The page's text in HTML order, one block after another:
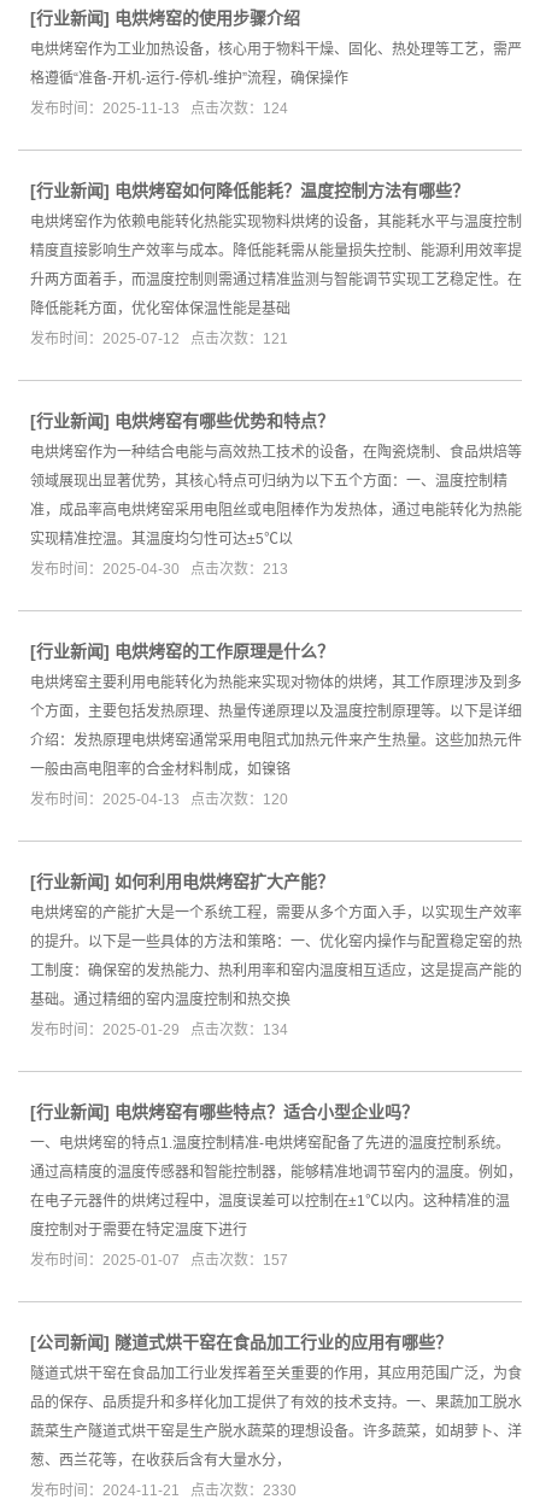
[行业新闻] 电烘烤窑的使用步骤介绍
电烘烤窑作为工业加热设备，核心用于物料干燥、固化、热处理等工艺，需严
格遵循“准备-开机-运行-停机-维护”流程，确保操作
发布时间：2025-11-13 点击次数：124
[行业新闻] 电烘烤窑如何降低能耗？温度控制方法有哪些？
电烘烤窑作为依赖电能转化热能实现物料烘烤的设备，其能耗水平与温度控制
精度直接影响生产效率与成本。降低能耗需从能量损失控制、能源利用效率提
升两方面着手，而温度控制则需通过精准监测与智能调节实现工艺稳定性。在
降低能耗方面，优化窑体保温性能是基础
发布时间：2025-07-12 点击次数：121
[行业新闻] 电烘烤窑有哪些优势和特点？
电烘烤窑作为一种结合电能与高效热工技术的设备，在陶瓷烧制、食品烘焙等
领域展现出显著优势，其核心特点可归纳为以下五个方面：一、温度控制精
准，成品率高电烘烤窑采用电阻丝或电阻棒作为发热体，通过电能转化为热能
实现精准控温。其温度均匀性可达±5℃以
发布时间：2025-04-30 点击次数：213
[行业新闻] 电烘烤窑的工作原理是什么？
电烘烤窑主要利用电能转化为热能来实现对物体的烘烤，其工作原理涉及到多
个方面，主要包括发热原理、热量传递原理以及温度控制原理等。以下是详细
介绍：发热原理电烘烤窑通常采用电阻式加热元件来产生热量。这些加热元件
一般由高电阻率的合金材料制成，如镍铬
发布时间：2025-04-13 点击次数：120
[行业新闻] 如何利用电烘烤窑扩大产能？
电烘烤窑的产能扩大是一个系统工程，需要从多个方面入手，以实现生产效率
的提升。以下是一些具体的方法和策略：一、优化窑内操作与配置稳定窑的热
工制度：确保窑的发热能力、热利用率和窑内温度相互适应，这是提高产能的
基础。通过精细的窑内温度控制和热交换
发布时间：2025-01-29 点击次数：134
[行业新闻] 电烘烤窑有哪些特点？适合小型企业吗？
一、电烘烤窑的特点1.温度控制精准-电烘烤窑配备了先进的温度控制系统。
通过高精度的温度传感器和智能控制器，能够精准地调节窑内的温度。例如，
在电子元器件的烘烤过程中，温度误差可以控制在±1℃以内。这种精准的温
度控制对于需要在特定温度下进行
发布时间：2025-01-07 点击次数：157
[公司新闻] 隧道式烘干窑在食品加工行业的应用有哪些？
隧道式烘干窑在食品加工行业发挥着至关重要的作用，其应用范围广泛，为食
品的保存、品质提升和多样化加工提供了有效的技术支持。一、果蔬加工脱水
蔬菜生产隧道式烘干窑是生产脱水蔬菜的理想设备。许多蔬菜，如胡萝卜、洋
葱、西兰花等，在收获后含有大量水分，
发布时间：2024-11-21 点击次数：2330